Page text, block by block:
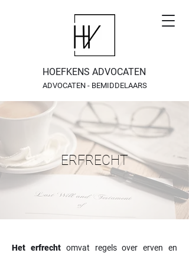
HOEFKENS ADVOCATEN
ADVOCATEN - BEMIDDELAARS
ERFRECHT
Het erfrechtomvat regels over erven en